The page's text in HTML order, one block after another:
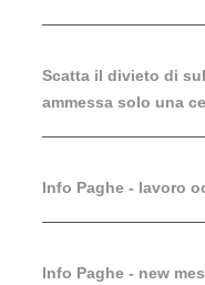
Scatta il divieto di
ammessa solo una
Info Paghe - lavoro
Info Paghe - new